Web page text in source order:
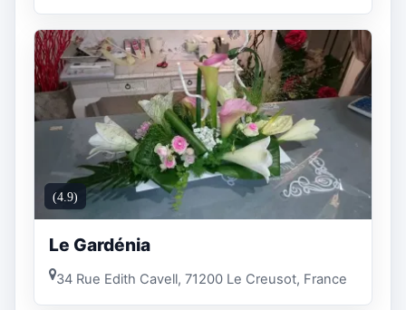
(4.9)
Le Gardénia
34 Rue Edith Cavell, 71200 Le Creusot, France